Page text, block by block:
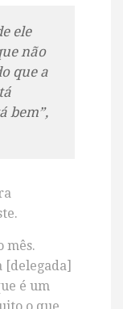
ele
não
que a
bem”,
mês.
[delegada]
é um